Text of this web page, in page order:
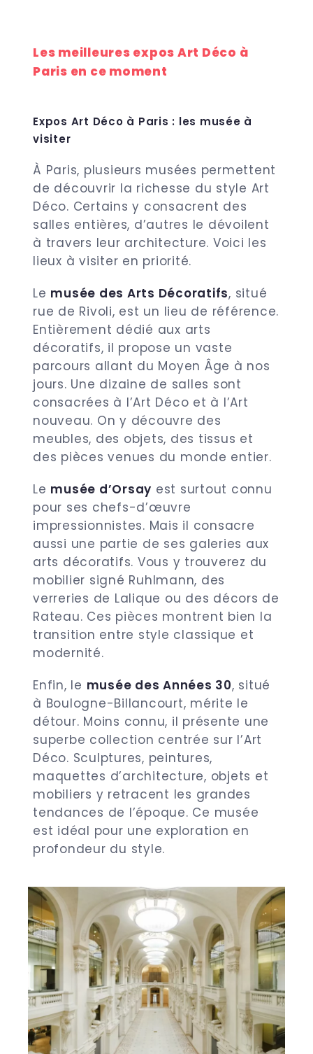
Les meilleures expos Art Déco à
Paris en ce moment
Expos Art Déco à Paris : les musée à
visiter
À Paris, plusieurs musées permettent
de découvrir la richesse du style Art
Déco. Certains y consacrent des
salles entières, d’autres le dévoilent
à travers leur architecture. Voici les
lieux à visiter en priorité.
Le musée des Arts Décoratifs, situé
rue de Rivoli, est un lieu de référence.
Entièrement dédié aux arts
décoratifs, il propose un vaste
parcours allant du Moyen Âge à nos
jours. Une dizaine de salles sont
consacrées à l’Art Déco et à l’Art
nouveau. On y découvre des
meubles, des objets, des tissus et
des pièces venues du monde entier.
Le musée d’Orsay est surtout connu
pour ses chefs-d’œuvre
impressionnistes. Mais il consacre
aussi une partie de ses galeries aux
arts décoratifs. Vous y trouverez du
mobilier signé Ruhlmann, des
verreries de Lalique ou des décors de
Rateau. Ces pièces montrent bien la
transition entre style classique et
modernité.
Enfin, le musée des Années 30, situé
à Boulogne-Billancourt, mérite le
détour. Moins connu, il présente une
superbe collection centrée sur l’Art
Déco. Sculptures, peintures,
maquettes d’architecture, objets et
mobiliers y retracent les grandes
tendances de l’époque. Ce musée
est idéal pour une exploration en
profondeur du style.